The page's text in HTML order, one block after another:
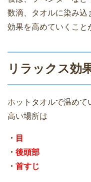
数滴、タオルに染み込
効果を高めていくこと
リラックス効
ホットタオルで温め
高い場所は
・ 目
・ 後頭部
・ 首すじ